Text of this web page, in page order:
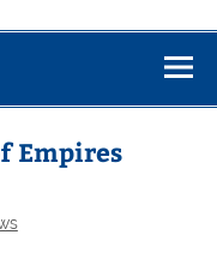
Empires